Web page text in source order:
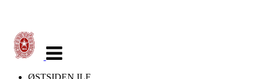
navigasjon
ØSTSIDEN ILF